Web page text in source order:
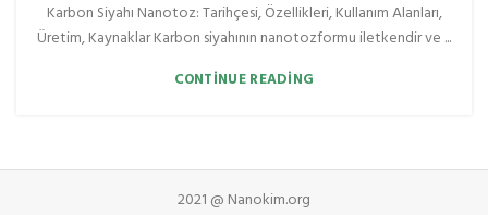
Karbon Siyahı Nanotoz: Tarihçesi, Özellikleri, Kullanım Alanları,
Üretim, Kaynaklar Karbon siyahının nanotozformu iletkendir ve ...
CONTINUE READING
2021 @ Nanokim.org